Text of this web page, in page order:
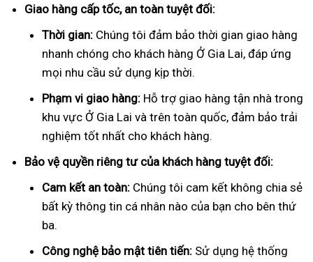
Giao hàng cấp tốc, an toàn tuyệt đối:
Thời gian: Chúng tôi đảm bảo thời gian giao hàng
nhanh chóng cho khách hàng Ở Gia Lai, đáp ứng
mọi nhu cầu sử dụng kịp thời.
Phạm vi giao hàng: Hỗ trợ giao hàng tận nhà trong
khu vực Ở Gia Lai và trên toàn quốc, đảm bảo trải
nghiệm tốt nhất cho khách hàng.
Bảo vệ quyền riêng tư của khách hàng tuyệt đối:
Cam kết an toàn: Chúng tôi cam kết không chia sẻ
bất kỳ thông tin cá nhân nào của bạn cho bên thứ
ba.
Công nghệ bảo mật tiên tiến: Sử dụng hệ thống